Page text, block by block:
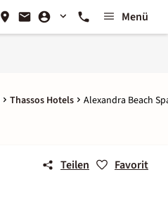
Menü
Thassos Hotels Alexandra Beach
Teilen Favorit